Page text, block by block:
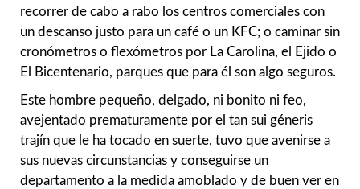
recorrer de cabo a rabo los centros comerciales con
un descanso justo para un café o un KFC; o caminar sin
cronómetros o flexómetros por La Carolina, el Ejido o
El Bicentenario, parques que para él son algo seguros.
Este hombre pequeño, delgado, ni bonito ni feo,
avejentado prematuramente por el tan sui géneris
trajín que le ha tocado en suerte, tuvo que avenirse a
sus nuevas circunstancias y conseguirse un
departamento a la medida amoblado y de buen ver en